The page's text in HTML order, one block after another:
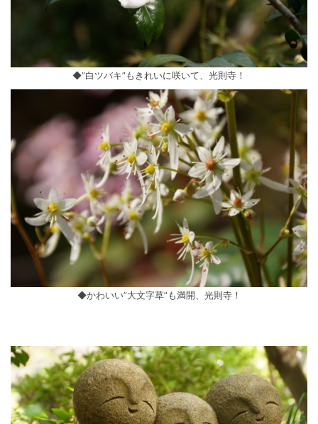
◆”白ツバキ”もきれいに咲いて、光則寺！
◆かわいい”大文字草”も満開、光則寺！